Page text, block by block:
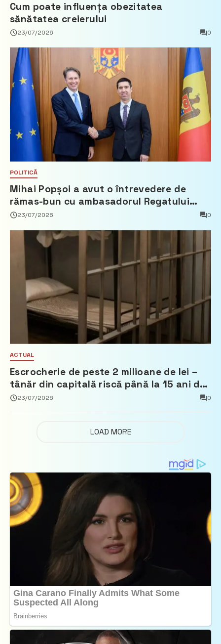
Cum poate influența obezitatea
sănătatea creierului
23/07/2026 0
POLITICĂ
Mihai Popșoi a avut o întrevedere de
rămas-bun cu ambasadorul Regatului
Țărilor de Jos, Fred Duijn
23/07/2026 0
ACTUAL
Escrocherie de peste 2 milioane de lei –
tânăr din capitală riscă până la 15 ani de
închisoare
23/07/2026 0
LOAD MORE